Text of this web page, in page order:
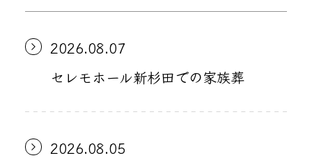
2026.08.07
セレモホール新杉田での家族葬
2026.08.05